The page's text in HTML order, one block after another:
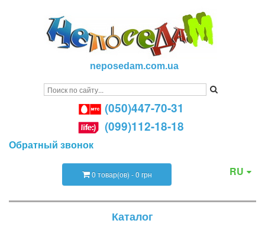
neposedam.com.ua
(050)447-70-31
(099)112-18-18
Обратный звонок
RU
0 товар(ов) - 0 грн
Каталог